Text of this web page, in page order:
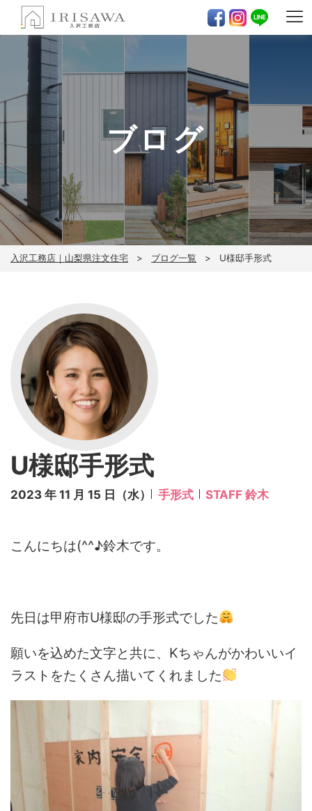
ブログ
入沢工務店｜山梨県注文住宅 ブログ一覧 U様邸手形式
U様邸手形式
2023 年 11 月 15 日（水） 手形式 STAFF 鈴木
こんにちは(^^♪鈴木です。
先日は甲府市U様邸の手形式でした
願いを込めた文字と共に、Kちゃんがかわいいイ
ラストをたくさん描いてくれました